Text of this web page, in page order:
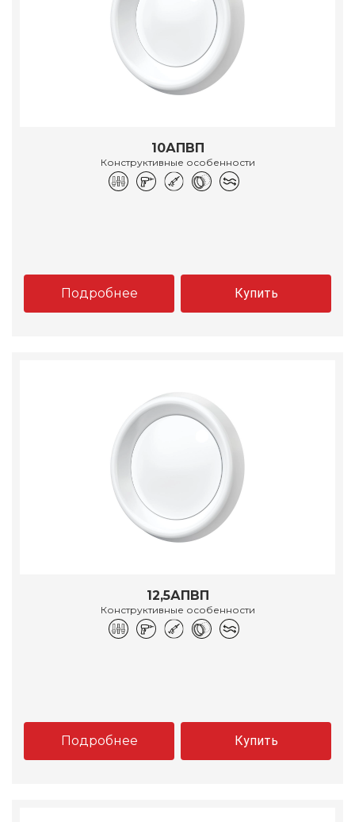
10АПВП
Конструктивные особенности
Подробнее Купить
12,5АПВП
Конструктивные особенности
Подробнее Купить